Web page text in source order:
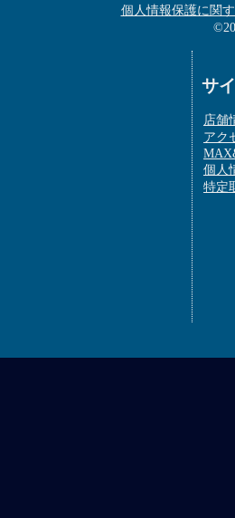
個人情報保護に関
サ
店舗
アク
個人
特定